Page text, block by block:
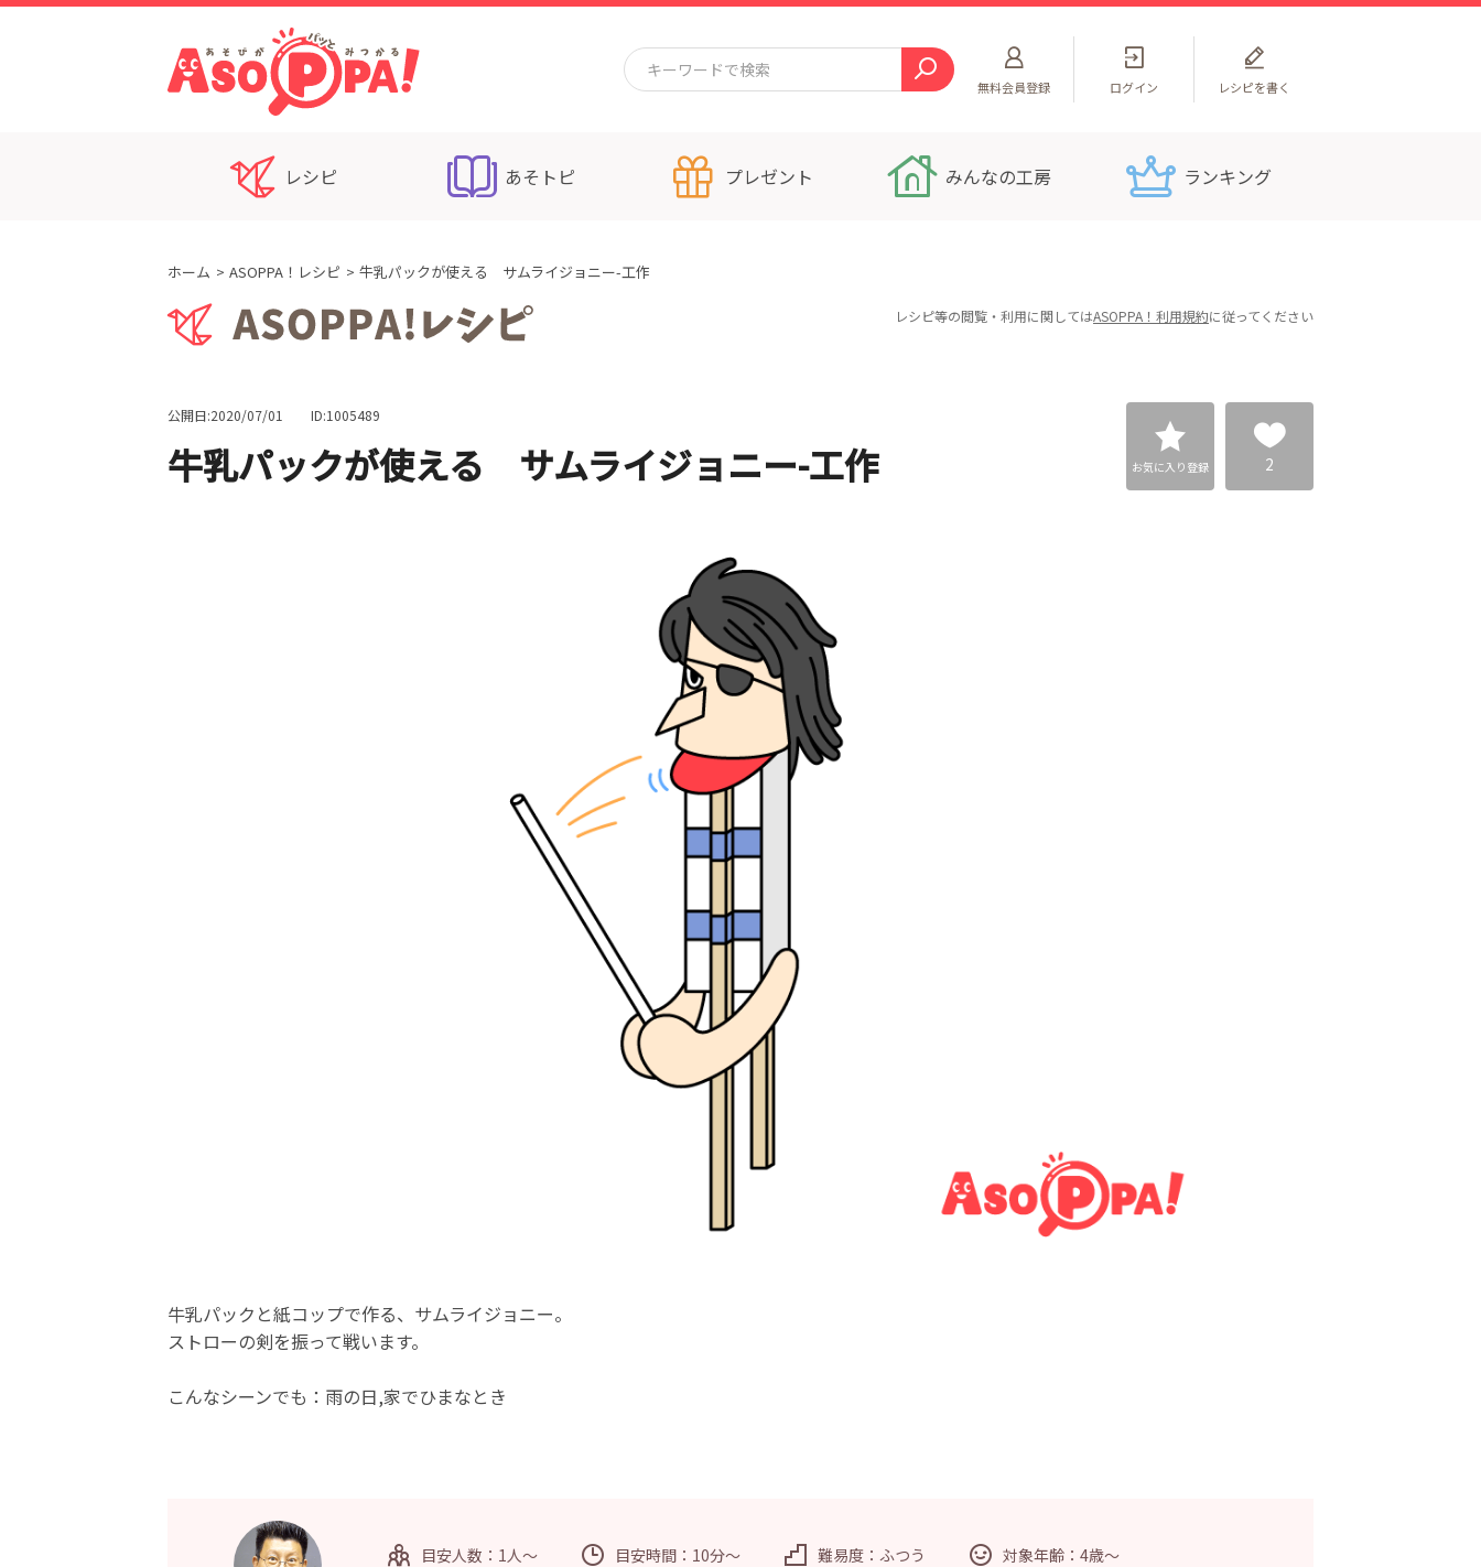
無料会員登録 ログイン レシピを書く
レシピ あそトピ プレゼント みんなの工房 ランキング
ホーム ASOPPA！レシピ 牛乳パックが使える サムライジョニー-工作
レシピ等の閲覧・利用に関してはASOPPA！利用規約に従ってください
公開日:2020/07/01 ID:1005489
牛乳パックが使える サムライジョニー-工作 お気に入り登録 2
牛乳パックと紙コップで作る、サムライジョニー。
ストローの剣を振って戦います。
こんなシーンでも：雨の日,家でひまなとき
目安人数：1人～ 目安時間：10分～ 難易度：ふつう 対象年齢：4歳～